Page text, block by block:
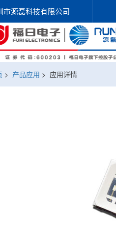
市源磊科技有限公司
> 产品应用 > 应用详情